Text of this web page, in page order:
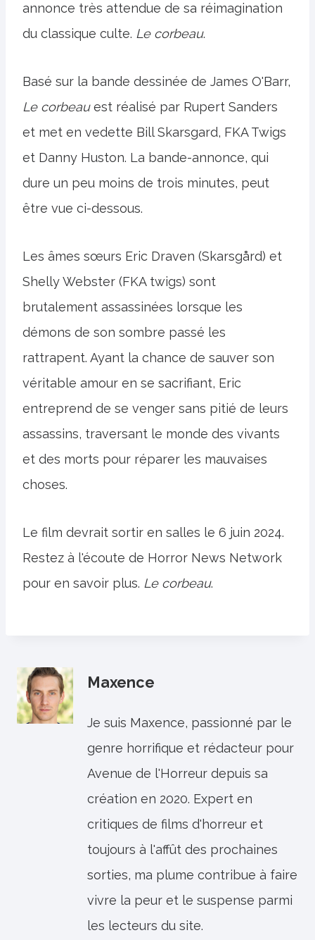
annonce très attendue de sa réimagination
du classique culte. Le corbeau.
Basé sur la bande dessinée de James O'Barr,
Le corbeauest réalisé par Rupert Sanders
et met en vedette Bill Skarsgard, FKA Twigs
et Danny Huston. La bande-annonce, qui
dure un peu moins de trois minutes, peut
être vue ci-dessous.
Les âmes sœurs Eric Draven (Skarsgård) et
Shelly Webster (FKA twigs) sont
brutalement assassinées lorsque les
démons de son sombre passé les
rattrapent. Ayant la chance de sauver son
véritable amour en se sacrifiant, Eric
entreprend de se venger sans pitié de leurs
assassins, traversant le monde des vivants
et des morts pour réparer les mauvaises
choses.
Le film devrait sortir en salles le 6 juin 2024.
Restez à l'écoute de Horror News Network
pour en savoir plus. Le corbeau.
Maxence
Je suis Maxence, passionné par le
genre horrifique et rédacteur pour
Avenue de l'Horreur depuis sa
création en 2020. Expert en
critiques de films d'horreur et
toujours à l'affût des prochaines
sorties, ma plume contribue à faire
vivre la peur et le suspense parmi
les lecteurs du site.